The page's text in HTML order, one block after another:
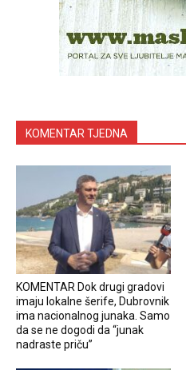
KOMENTAR TJEDNA
KOMENTAR Dok drugi gradovi
imaju lokalne šerife, Dubrovnik
ima nacionalnog junaka. Samo
da se ne dogodi da “junak
nadraste priču”